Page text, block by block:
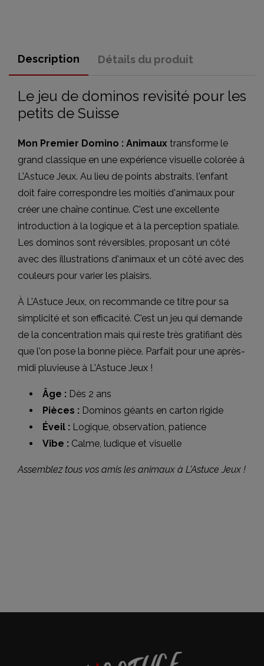
Description Détails du produit
Le jeu de dominos revisité pour les
petits de Suisse
Mon Premier Domino : Animaux transforme le
grand classique en une expérience visuelle colorée à
L'Astuce Jeux. Au lieu de points abstraits, l'enfant
doit faire correspondre les moitiés d'animaux pour
créer une chaîne continue. C'est une excellente
introduction à la logique et à la perception spatiale.
Les dominos sont réversibles, proposant un côté
avec des illustrations d'animaux et un côté avec des
couleurs pour varier les plaisirs.
À L'Astuce Jeux, on recommande ce titre pour sa
simplicité et son efficacité. C'est un jeu qui demande
de la concentration mais qui reste très gratifiant dès
que l'on pose la bonne pièce. Parfait pour une après-
midi pluvieuse à L'Astuce Jeux !
Âge : Dès 2 ans
Pièces : Dominos géants en carton rigide
Éveil : Logique, observation, patience
Vibe : Calme, ludique et visuelle
Assemblez tous vos amis les animaux à L'Astuce Jeux !